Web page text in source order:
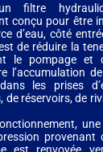
filtre
conçu pour être
d’eau, côté
de réduire la
le pompage et
l’accumulation
les prises
de réservoirs, de
provenant
est renvoyée